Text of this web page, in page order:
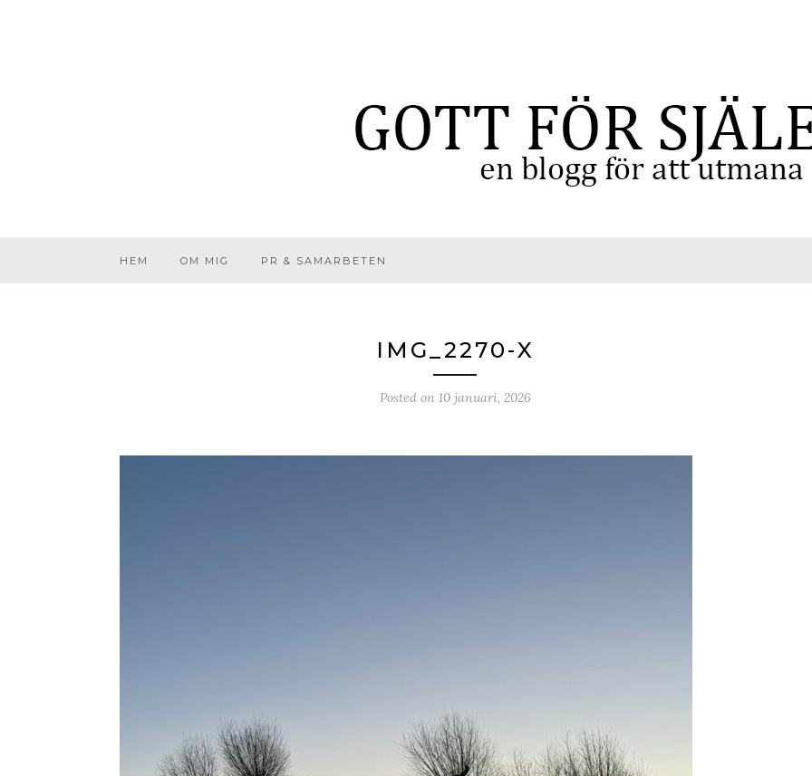
HEM OM MIG PR & SAMARBETEN
IMG_2270-X
Posted on 10 januari, 2026